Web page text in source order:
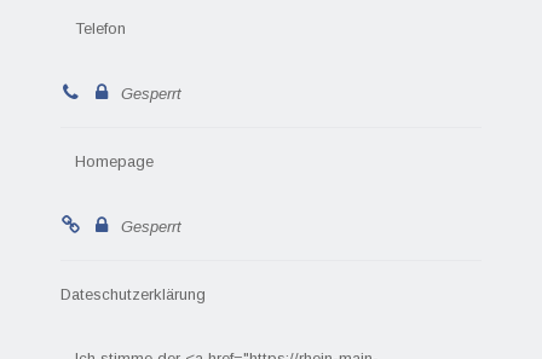
Telefon
Gesperrt
Homepage
Gesperrt
Dateschutzerklärung